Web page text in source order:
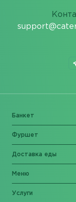
Банкет
Фуршет
Доставка еды
Меню
Услуги